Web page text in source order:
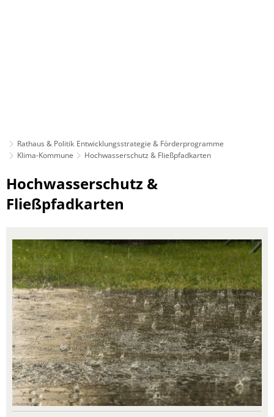
Rathaus & Politik Entwicklungsstrategie & Förderprogramme
Klima-Kommune
Hochwasserschutz & Fließpfadkarten
Hochwasserschutz
&
Hochwasserschutz &
Fließpfadkarten